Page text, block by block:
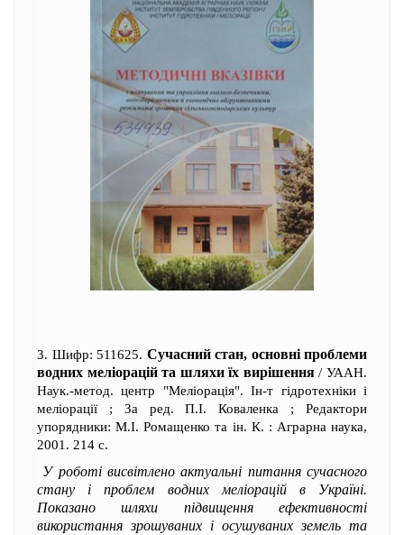
3. Шифр: 511625. Сучасний стан, основні проблеми
водних меліорацій та шляхи їх вирішення/ УААН.
Наук.-метод. центр "Меліорація". Ін-т гідротехніки і
меліорації ; За ред. П.І. Коваленка ; Редактори
упорядники: М.І. Ромащенко та ін. К. : Аграрна наука,
2001. 214 с.
У роботі висвітлено актуальні питання сучасного
стану і проблем водних меліорацій в Україні.
Показано шляхи підвищення ефективності
використання зрошуваних і осушуваних земель та